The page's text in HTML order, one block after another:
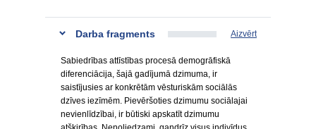
Darba fragments Aizvērt
Sabiedrības attīstības procesā demogrāfiskā
diferenciācija, šajā gadījumā dzimuma, ir
saistījusies ar konkrētām vēsturiskām sociālās
dzīves iezīmēm. Pievēršoties dzimumu sociālajai
nevienlīdzībai, ir būtiski apskatīt dzimumu